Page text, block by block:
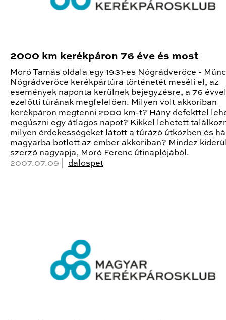
2000 km kerékpáron 76 éve és most
Moró Tamás oldala egy 1931-es Nógrádverőce -
Nógrádverőce kerékpártúra történetét meséli el, az
események naponta kerülnek bejegyzésre, a 76 évvel
ezelőtti túrának megfelelően. Milyen volt akkoriban
kerékpáron megtenni 2000 km-t? Hány defekttel
megúszni egy átlagos napot? Kikkel lehetett
milyen érdekességeket látott a túrázó útközben és
magyarba botlott az ember akkoriban? Mindez
szerző nagyapja, Moró Ferenc útinaplójából.
2007.07.09 | dalospet